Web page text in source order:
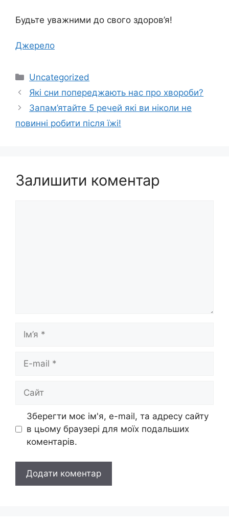
Будьте уважними до свого здоров’я!
Джерело
Категорії
Uncategorized
Які сни попереджають нас про хвороби?
Запам’ятайте 5 речей які ви ніколи не
повинні робити після їжі!
Залишити коментар
Ім’я
Сайт
Зберегти моє ім'я, e-mail, та адресу сайту
в цьому браузері для моїх подальших
коментарів.